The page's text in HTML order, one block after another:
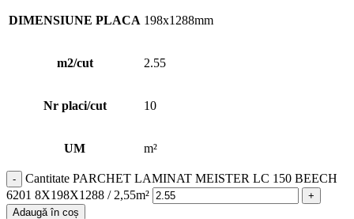
DIMENSIUNE PLACA 198x1288mm
m2/cut 2.55
Nr placi/cut 10
UM m²
Cantitate PARCHET LAMINAT MEISTER LC 150 BEECH
6201 8X198X1288 / 2,55m²
Adaugă în coș